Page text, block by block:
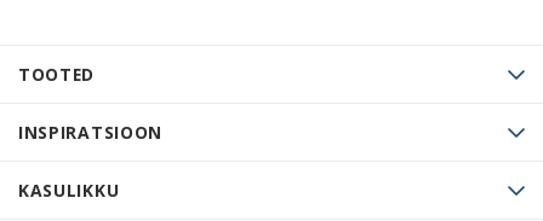
TOOTED
INSPIRATSIOON
KASULIKKU